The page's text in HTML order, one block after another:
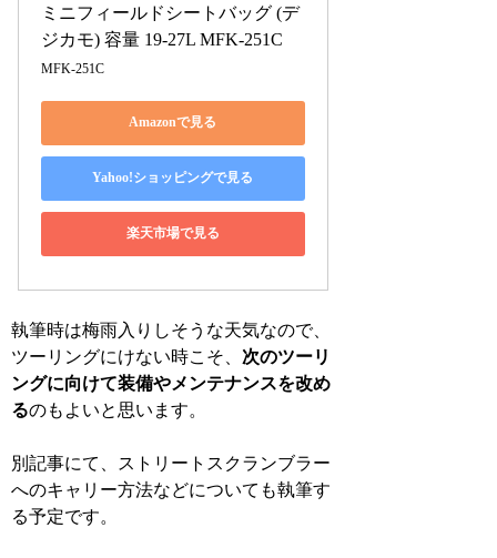
ミニフィールドシートバッグ (デ
ジカモ) 容量 19-27L MFK-251C
MFK-251C
Amazonで見る
Yahoo!ショッピングで見る
楽天市場で見る
執筆時は梅雨入りしそうな天気なので、
ツーリングにけない時こそ、 次のツーリ
ングに向けて装備やメンテナンスを改め
るのもよいと思います。
別記事にて、ストリートスクランブラー
へのキャリー方法などについても執筆す
る予定です。